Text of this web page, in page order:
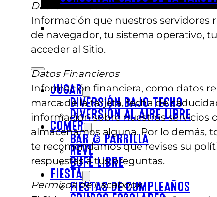
JUGAR
DIVERSIÓN BAJO TECHO
DIVERSIÓN AL AIRE LIBRE
COMER
BAR & PARRILLA
REVL
BUFÉ LIBRE
FIESTA
FIESTAS DE CUMPLEAÑOS
Datos Derivados
Información que nuestros servidores
de navegador, tu sistema operativo,
acceder al Sitio.
Datos Financieros
Información financiera, como datos
marca de la tarjeta, fecha de
información sobre nuestros servicios
almacenamos alguna. Por lo demás,
te recomendamos que revises su
respuestas a tus preguntas.
Permisos de Facebook